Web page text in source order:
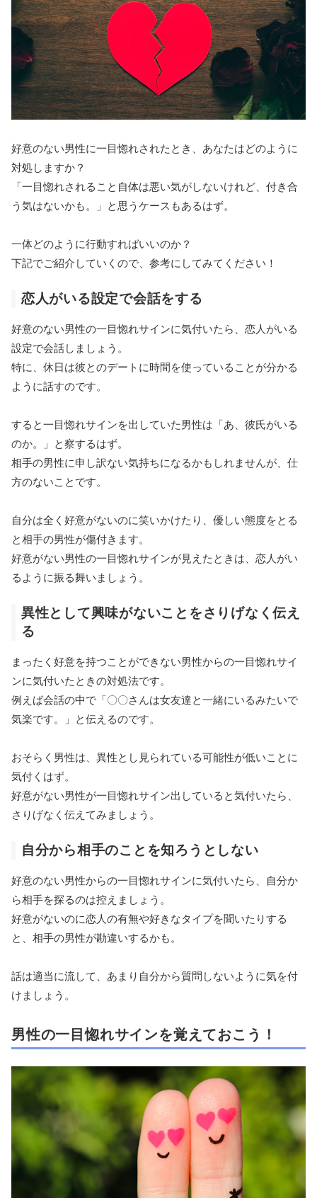
好意のない男性に一目惚れされたとき、あなたはどのように
対処しますか？
「一目惚れされること自体は悪い気がしないけれど、付き合
う気はないかも。」と思うケースもあるはず。
一体どのように行動すればいいのか？
下記でご紹介していくので、参考にしてみてください！
恋人がいる設定で会話をする
好意のない男性の一目惚れサインに気付いたら、恋人がいる
設定で会話しましょう。
特に、休日は彼とのデートに時間を使っていることが分かる
ように話すのです。
すると一目惚れサインを出していた男性は「あ、彼氏がいる
のか。」と察するはず。
相手の男性に申し訳ない気持ちになるかもしれませんが、仕
方のないことです。
自分は全く好意がないのに笑いかけたり、優しい態度をとる
と相手の男性が傷付きます。
好意がない男性の一目惚れサインが見えたときは、恋人がい
るように振る舞いましょう。
異性として興味がないことをさりげなく伝え
る
まったく好意を持つことができない男性からの一目惚れサイ
ンに気付いたときの対処法です。
例えば会話の中で「〇〇さんは女友達と一緒にいるみたいで
気楽です。」と伝えるのです。
おそらく男性は、異性とし見られている可能性が低いことに
気付くはず。
好意がない男性が一目惚れサイン出していると気付いたら、
さりげなく伝えてみましょう。
自分から相手のことを知ろうとしない
好意のない男性からの一目惚れサインに気付いたら、自分か
ら相手を探るのは控えましょう。
好意がないのに恋人の有無や好きなタイプを聞いたりする
と、相手の男性が勘違いするかも。
話は適当に流して、あまり自分から質問しないように気を付
けましょう。
男性の一目惚れサインを覚えておこう！